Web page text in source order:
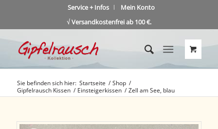
Service + Infos
Mein Konto
√ Versandkostenfrei ab 100 €.
Sie befinden sich hier: Startseite / Shop /
Gipfelrausch Kissen / Einsteigerkissen / Zell am See, blau